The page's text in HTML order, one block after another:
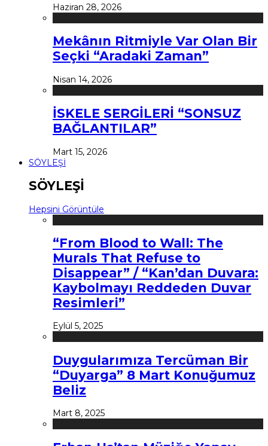
Haziran 28, 2026
Mekânın Ritmiyle Var Olan Bir
Seçki “Aradaki Zaman”
Nisan 14, 2026
İSKELE SERGİLERİ “SONSUZ
BAĞLANTILAR”
Mart 15, 2026
SÖYLEŞİ
SÖYLEŞİ
Hepsini Görüntüle
“From Blood to Wall: The
Murals That Refuse to
Disappear” / “Kan’dan Duvara:
Kaybolmayı Reddeden Duvar
Resimleri”
Eylül 5, 2025
Duygularımıza Tercüman Bir
“Duyarga” 8 Mart Konuğumuz
Beliz
Mart 8, 2025